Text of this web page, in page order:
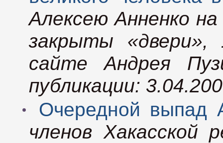
Алексею Анненко
закрыты «двери»,
сайте Андрея
публикации:
Очередной выпад
членов Хакасской